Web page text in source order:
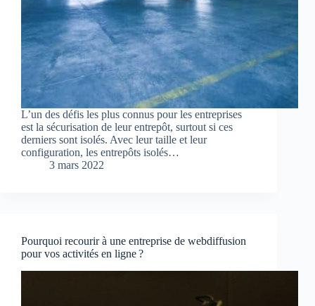
L’un des défis les plus connus pour les entreprises
est la sécurisation de leur entrepôt, surtout si ces
derniers sont isolés. Avec leur taille et leur
configuration, les entrepôts isolés…
3 mars 2022
Pourquoi recourir à une entreprise de webdiffusion
pour vos activités en ligne ?